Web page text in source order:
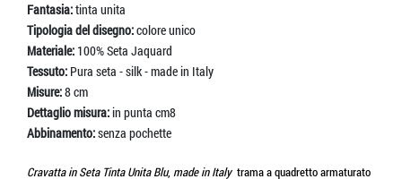
Fantasia:tinta unita
Tipologia del disegno:colore unico
Materiale: 100% Seta Jaquard
Tessuto: Pura seta - silk - made in Italy
Misure:8 cm
Dettaglio misura:in punta cm8
Abbinamento:senza pochette
Cravatta in Seta Tinta Unita Blu, made in Italytrama a quadretto armaturato